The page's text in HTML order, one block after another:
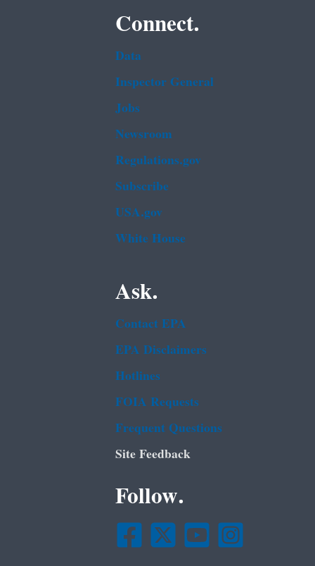
Connect.
Data
Inspector General
Jobs
Newsroom
Regulations.gov
Subscribe
USA.gov
White House
Ask.
Contact EPA
EPA Disclaimers
Hotlines
FOIA Requests
Frequent Questions
Site Feedback
Follow.